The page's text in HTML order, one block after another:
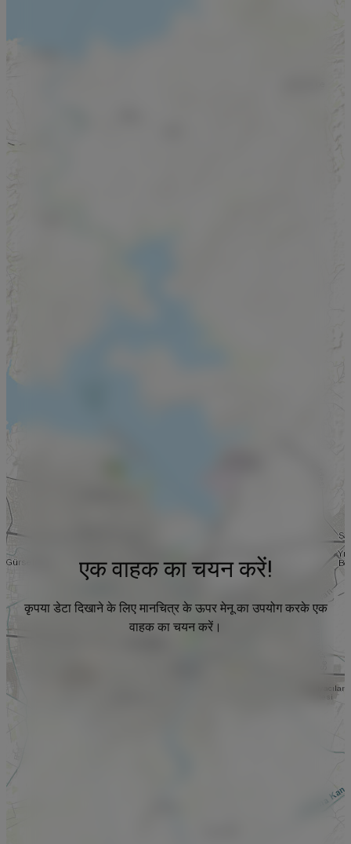
एक वाहक का चयन करें!
कृपया डेटा दिखाने के लिए मानचित्र के ऊपर मेनू का उपयोग करके एक
वाहक का चयन करें।